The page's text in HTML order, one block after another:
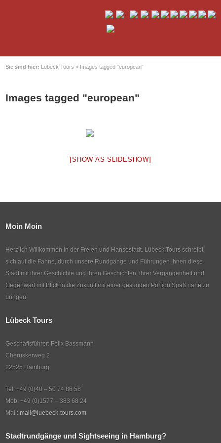
Sie sind hier: Lübeck Tours > Images tagged "european"
Images tagged "european"
[SHOW AS SLIDESHOW]
Moin Moin
Herzlich Willkommen in der Freien und Hansestadt. Lübeck Tours schreibt
sich auf die Fahne, durch unsere Rundgänge und Führungen Ihnen diese
Stadt mit ihrer Geschichte und ihren Geschichten, ihrer Vergangenheit und
Gegenwart mit Blick in die Zukunft mit einer gesunden Portion Spaß nahe zu
bringen.
Lübeck Tours
Geschäftsführer: Felix Bassmann
Cheruskerweg 2
22525 Hamburg
Tel: +49 (0)40 – 50 74 86 58
Mob: +49 (0)1577 – 383 68 24
Mail:mail@luebeck-tours.com
Stadtrundgänge und Sightseeing in Hamburg?